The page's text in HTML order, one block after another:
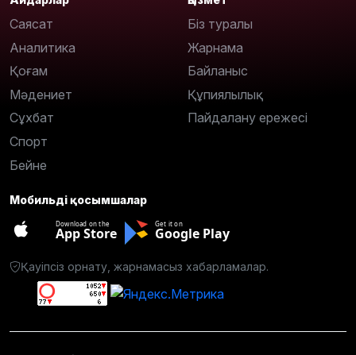
Саясат
Аналитика
Қоғам
Мәдениет
Сұхбат
Спорт
Бейне
Біз туралы
Жарнама
Байланыс
Құпиялылық
Пайдалану ережесі
Мобильді қосымшалар
Download on the
App Store
Get it on
Google Play
Қауіпсіз орнату, жарнамасыз хабарламалар.